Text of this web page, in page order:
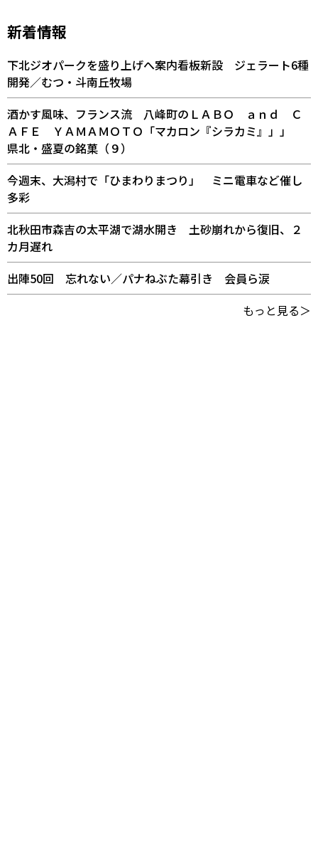
新着情報
下北ジオパークを盛り上げへ案内看板新設 ジェラート6種
開発／むつ・斗南丘牧場
酒かす風味、フランス流 八峰町のＬＡＢＯ ａｎｄ Ｃ
ＡＦＥ ＹＡＭＡＭＯＴＯ「マカロン『シラカミ』」」
県北・盛夏の銘菓（９）
今週末、大潟村で「ひまわりまつり」 ミニ電車など催し
多彩
北秋田市森吉の太平湖で湖水開き 土砂崩れから復旧、２
カ月遅れ
出陣50回 忘れない／パナねぶた幕引き 会員ら涙
もっと見る＞